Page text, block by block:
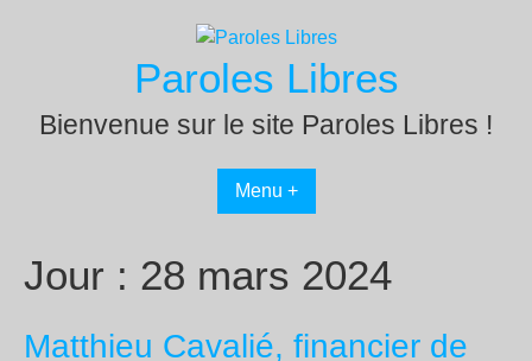
Paroles Libres
Bienvenue sur le site Paroles Libres !
Menu +
Jour : 28 mars 2024
Matthieu Cavalié, financier de